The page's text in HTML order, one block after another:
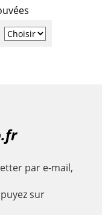
par e-mail,
sur